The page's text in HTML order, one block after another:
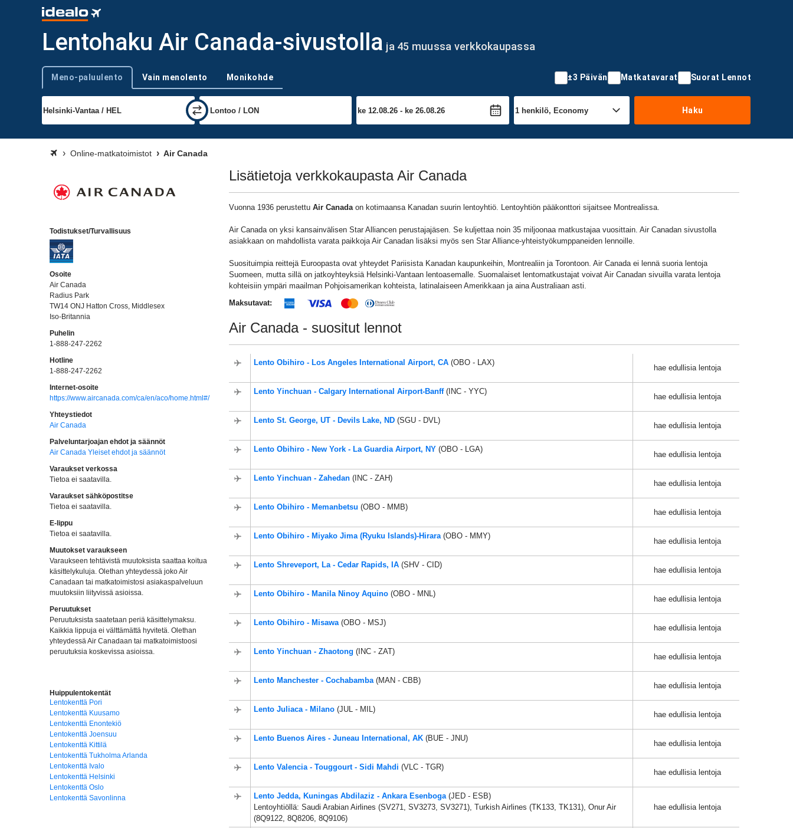
Lentohaku Air Canada-sivustolla ja 45 muussa verkkokaupassa
Trip type
Meno-paluulento Vain menolento Monikohde ±3 Päivän Matkatavarat Suorat Lennot
Haku
Online-matkatoimistot Air Canada
Todistukset/Turvallisuus
Osoite
Air Canada
Radius Park
TW14 ONJ Hatton Cross, Middlesex
Iso-Britannia
Puhelin
1-888-247-2262
Hotline
1-888-247-2262
Internet-osoite
https://www.aircanada.com/ca/en/aco/home.html#/
Yhteystiedot
Air Canada
Palveluntarjoajan ehdot ja säännöt
Air Canada Yleiset ehdot ja säännöt
Varaukset verkossa
Tietoa ei saatavilla.
Varaukset sähköpostitse
Tietoa ei saatavilla.
E-lippu
Tietoa ei saatavilla.
Muutokset varaukseen
Varaukseen tehtävistä muutoksista saattaa koitua
käsittelykuluja. Olethan yhteydessä joko Air
Canadaan tai matkatoimistosi asiakaspalveluun
muutoksiin liityvissä asioissa.
Peruutukset
Peruutuksista saatetaan periä käsittelymaksu.
Kaikkia lippuja ei välttämättä hyvitetä. Olethan
yhteydessä Air Canadaan tai matkatoimistoosi
peruutuksia koskevissa asioissa.
Lisätietoja verkkokaupasta Air Canada
Vuonna 1936 perustettu Air Canadaon kotimaansa Kanadan suurin lentoyhtiö. Lentoyhtiön pääkonttori sijaitsee Montrealissa.
Air Canada on yksi kansainvälisen Star Alliancen perustajajäsen. Se kuljettaa noin 35 miljoonaa matkustajaa vuosittain. Air Canadan sivustolla
asiakkaan on mahdollista varata paikkoja Air Canadan lisäksi myös sen Star Alliance-yhteistyökumppaneiden lennoille.
Suosituimpia reittejä Euroopasta ovat yhteydet Pariisista Kanadan kaupunkeihin, Montrealiin ja Torontoon. Air Canada ei lennä suoria lentoja
Suomeen, mutta sillä on jatkoyhteyksiä Helsinki-Vantaan lentoasemalle. Suomalaiset lentomatkustajat voivat Air Canadan sivuilla varata lentoja
kohteisiin ympäri maailman Pohjoisamerikan kohteista, latinalaiseen Amerikkaan ja aina Australiaan asti.
Maksutavat:
Air Canada - suositut lennot
Lento Obihiro - Los Angeles International Airport, CA (OBO - LAX)
hae edullisia lentoja
Lento Yinchuan - Calgary International Airport-Banff (INC - YYC)
hae edullisia lentoja
Lento St. George, UT - Devils Lake, ND (SGU - DVL)
hae edullisia lentoja
Lento Obihiro - New York - La Guardia Airport, NY (OBO - LGA)
hae edullisia lentoja
Lento Yinchuan - Zahedan (INC - ZAH)
hae edullisia lentoja
Lento Obihiro - Memanbetsu (OBO - MMB)
hae edullisia lentoja
Lento Obihiro - Miyako Jima (Ryuku Islands)-Hirara (OBO - MMY)
hae edullisia lentoja
Lento Shreveport, La - Cedar Rapids, IA (SHV - CID)
hae edullisia lentoja
Lento Obihiro - Manila Ninoy Aquino (OBO - MNL)
hae edullisia lentoja
Lento Obihiro - Misawa (OBO - MSJ)
hae edullisia lentoja
Lento Yinchuan - Zhaotong (INC - ZAT)
hae edullisia lentoja
Lento Manchester - Cochabamba (MAN - CBB)
hae edullisia lentoja
Lento Juliaca - Milano (JUL - MIL)
hae edullisia lentoja
Lento Buenos Aires - Juneau International, AK (BUE - JNU)
hae edullisia lentoja
Lento Valencia - Touggourt - Sidi Mahdi (VLC - TGR)
hae edullisia lentoja
Lento Jedda, Kuningas Abdilaziz - Ankara Esenboga (JED - ESB)
Lentoyhtiöllä: Saudi Arabian Airlines (SV271, SV3273, SV3271), Turkish Airlines (TK133, TK131), Onur Air
(8Q9122, 8Q8206, 8Q9106)
hae edullisia lentoja
Huippulentokentät
Lentokenttä Pori
Lentokenttä Kuusamo
Lentokenttä Enontekiö
Lentokenttä Joensuu
Lentokenttä Kittilä
Lentokenttä Tukholma Arlanda
Lentokenttä Ivalo
Lentokenttä Helsinki
Lentokenttä Oslo
Lentokenttä Savonlinna